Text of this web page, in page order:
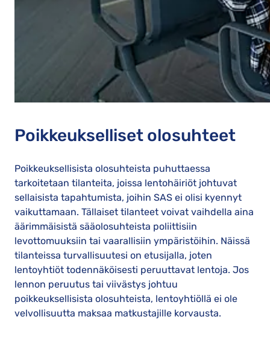
Poikkeukselliset olosuhteet
Poikkeuksellisista olosuhteista puhuttaessa
tarkoitetaan tilanteita, joissa lentohäiriöt johtuvat
sellaisista tapahtumista, joihin SAS ei olisi kyennyt
vaikuttamaan. Tällaiset tilanteet voivat vaihdella aina
äärimmäisistä sääolosuhteista poliittisiin
levottomuuksiin tai vaarallisiin ympäristöihin. Näissä
tilanteissa turvallisuutesi on etusijalla, joten
lentoyhtiöt todennäköisesti peruuttavat lentoja. Jos
lennon peruutus tai viivästys johtuu
poikkeuksellisista olosuhteista, lentoyhtiöllä ei ole
velvollisuutta maksaa matkustajille korvausta.